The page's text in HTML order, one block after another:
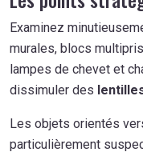
Examinez
murales, blocs
lampes de chevet et
dissimuler des
Les objets orientés
particulièrement